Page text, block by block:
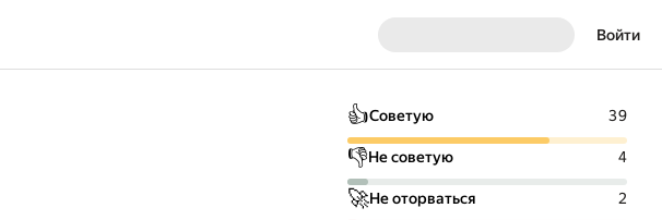
Войти
👍Советую 39
👎Не советую 4
🚀Не оторваться 2